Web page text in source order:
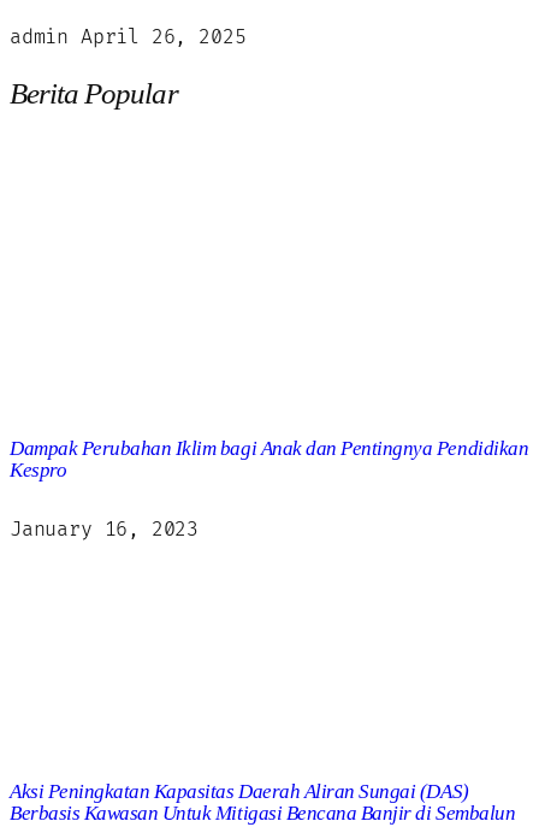
admin April 26, 2025
Berita Popular
Dampak Perubahan Iklim bagi Anak dan Pentingnya Pendidikan
Kespro
January 16, 2023
Aksi Peningkatan Kapasitas Daerah Aliran Sungai (DAS)
Berbasis Kawasan Untuk Mitigasi Bencana Banjir di Sembalun